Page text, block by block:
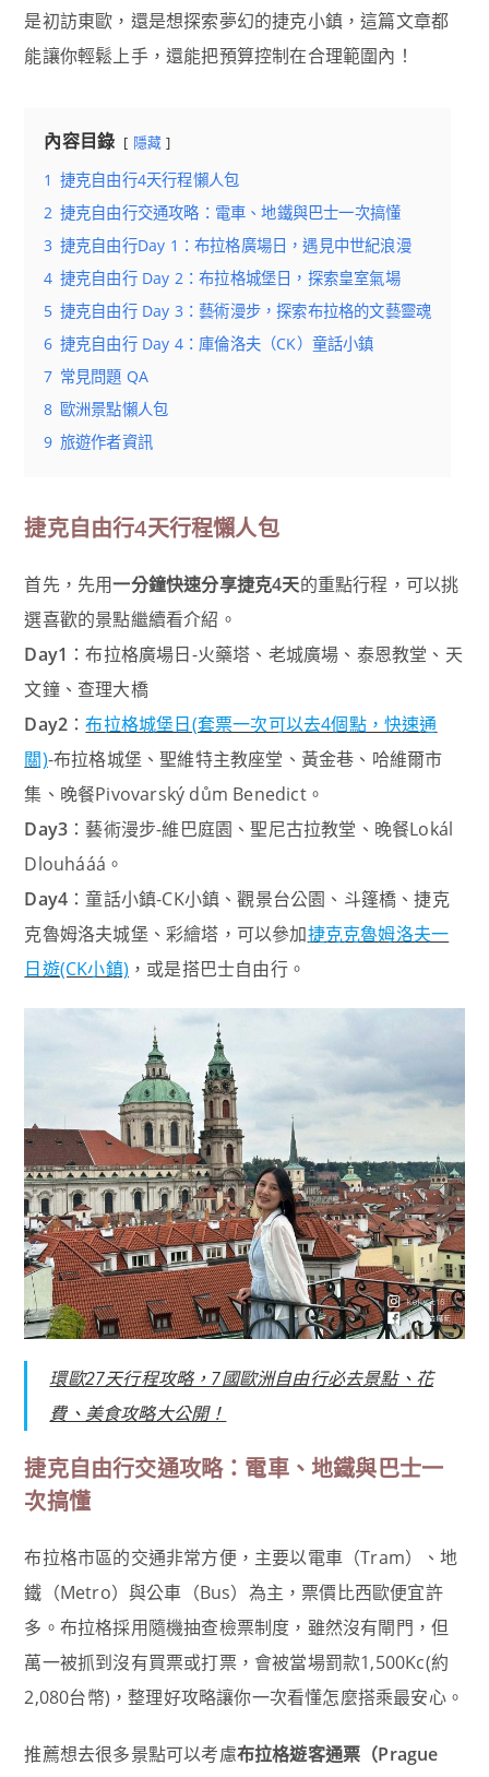
是初訪東歐，還是想探索夢幻的捷克小鎮，這篇文章都
能讓你輕鬆上手，還能把預算控制在合理範圍內！
內容目錄 隱藏
1 捷克自由行4天行程懶人包
2 捷克自由行交通攻略：電車、地鐵與巴士一次搞懂
3 捷克自由行Day 1：布拉格廣場日，遇見中世紀浪漫
4 捷克自由行 Day 2：布拉格城堡日，探索皇室氣場
5 捷克自由行 Day 3：藝術漫步，探索布拉格的文藝靈魂
6 捷克自由行 Day 4：庫倫洛夫（CK）童話小鎮
7 常見問題 QA
8 歐洲景點懶人包
9 旅遊作者資訊
捷克自由行4天行程懶人包
首先，先用一分鐘快速分享捷克4天的重點行程，可以挑
選喜歡的景點繼續看介紹。
Day1 ：布拉格廣場日-火藥塔、老城廣場、泰恩教堂、天
文鐘、查理大橋
Day2 ：布拉格城堡日(套票一次可以去4個點，快速通
關)-布拉格城堡、聖維特主教座堂、黃金巷、哈維爾市
集、晚餐Pivovarský dům Benedict。
Day3 ：藝術漫步-維巴庭園、聖尼古拉教堂、晚餐Lokál
Dlouhááá。
Day4 ：童話小鎮-CK小鎮、觀景台公園、斗篷橋、捷克
克魯姆洛夫城堡、彩繪塔，可以參加捷克克魯姆洛夫一
日遊(CK小鎮) ，或是搭巴士自由行。
環歐27天行程攻略，7國歐洲自由行必去景點、花
費、美食攻略大公開！
捷克自由行交通攻略：電車、地鐵與巴士一
次搞懂
布拉格市區的交通非常方便，主要以電車（Tram）、地
鐵（Metro）與公車（Bus）為主，票價比西歐便宜許
多。布拉格採用隨機抽查檢票制度，雖然沒有閘門，但
萬一被抓到沒有買票或打票，會被當場罰款1,500Kc(約
2,080台幣)，整理好攻略讓你一次看懂怎麼搭乘最安心。
推薦想去很多景點可以考慮布拉格遊客通票（Prague